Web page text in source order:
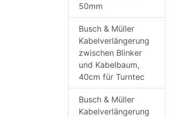
50mm
Busch & Müller
Kabelverlängerung
zwischen Blinker
und Kabelbaum,
40cm für Turntec
Busch & Müller
Kabelverlängerung